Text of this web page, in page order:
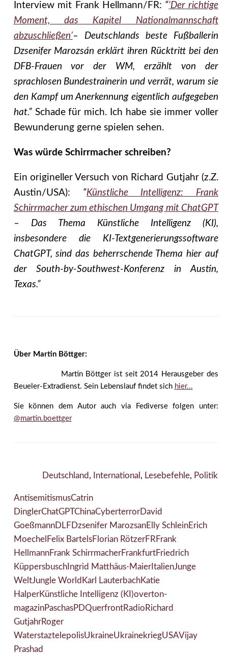
Interview mit Frank Hellmann/FR: “‘Der richtige
Moment, das Kapitel Nationalmannschaft
abzuschließen’– Deutschlands beste Fußballerin
Dzsenifer Marozsán erklärt ihren Rücktritt bei den
DFB-Frauen vor der WM, erzählt von der
sprachlosen Bundestrainerin und verrät, warum sie
den Kampf um Anerkennung eigentlich aufgegeben
hat.”Schade für mich. Ich habe sie immer voller
Bewunderung gerne spielen sehen.
Was würde Schirrmacher schreiben?
Ein origineller Versuch von Richard Gutjahr (z.Z.
Austin/USA): “Künstliche Intelligenz: Frank
Schirrmacher zum ethischen Umgang mit ChatGPT
– Das Thema Künstliche Intelligenz (KI),
insbesondere die KI-Textgenerierungssoftware
ChatGPT, sind das beherrschende Thema hier auf
der South-by-Southwest-Konferenz in Austin,
Texas.”
Über Martin Böttger:
Martin Böttger ist seit 2014 Herausgeber des
Beueler-Extradienst. Sein Lebenslauf findet sich hier...
Sie können dem Autor auch via Fediverse folgen unter:
@martin.boettger
Deutschland , International , Lesebefehle, Politik
AntisemitismusCatrin
DinglerChatGPTChinaCyberterrorDavid
GoeßmannDLF Dzsenifer MarozsanElly SchleinErich
Moechel Felix BartelsFlorian RötzerFR Frank
HellmannFrank SchirrmacherFrankfurtFriedrich
KüppersbuschIngrid Matthäus-MaierItalienJunge
WeltJungle World Karl LauterbachKatie
HalperKünstliche Intelligenz (KI)overton-
magazinPaschasPDQuerfrontRadio Richard
GutjahrRoger
WaterstaztelepolisUkraineUkrainekriegUSAVijay
Prashad